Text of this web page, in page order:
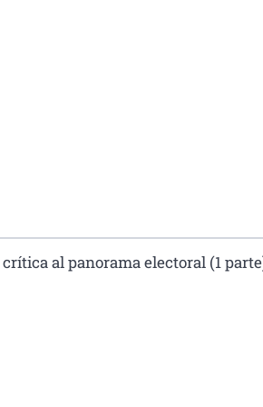
al panorama electoral (1